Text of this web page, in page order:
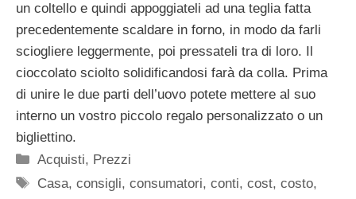
un coltello e quindi appoggiateli ad una teglia fatta
precedentemente scaldare in forno, in modo da farli
sciogliere leggermente, poi pressateli tra di loro. Il
cioccolato sciolto solidificandosi farà da colla. Prima
di unire le due parti dell’uovo potete mettere al suo
interno un vostro piccolo regalo personalizzato o un
bigliettino.
Categorie
Acquisti, Prezzi
Tag
Casa,consigli,consumatori,conti,cost,costo,